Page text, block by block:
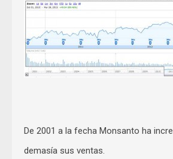
De 2001 a la fecha Monsanto ha
demasía sus ventas.